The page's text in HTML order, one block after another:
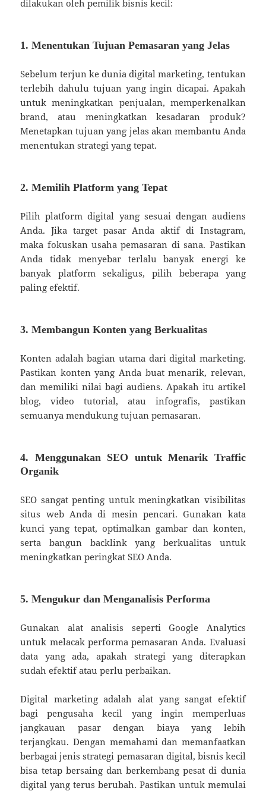
dilakukan oleh pemilik bisnis kecil:
1. Menentukan Tujuan Pemasaran yang Jelas
Sebelum terjun ke dunia digital marketing, tentukan
terlebih dahulu tujuan yang ingin dicapai. Apakah
untuk meningkatkan penjualan, memperkenalkan
brand, atau meningkatkan kesadaran produk?
Menetapkan tujuan yang jelas akan membantu Anda
menentukan strategi yang tepat.
2. Memilih Platform yang Tepat
Pilih platform digital yang sesuai dengan audiens
Anda. Jika target pasar Anda aktif di Instagram,
maka fokuskan usaha pemasaran di sana. Pastikan
Anda tidak menyebar terlalu banyak energi ke
banyak platform sekaligus, pilih beberapa yang
paling efektif.
3. Membangun Konten yang Berkualitas
Konten adalah bagian utama dari digital marketing.
Pastikan konten yang Anda buat menarik, relevan,
dan memiliki nilai bagi audiens. Apakah itu artikel
blog, video tutorial, atau infografis, pastikan
semuanya mendukung tujuan pemasaran.
4. Menggunakan SEO untuk Menarik Traffic
Organik
SEO sangat penting untuk meningkatkan visibilitas
situs web Anda di mesin pencari. Gunakan kata
kunci yang tepat, optimalkan gambar dan konten,
serta bangun backlink yang berkualitas untuk
meningkatkan peringkat SEO Anda.
5. Mengukur dan Menganalisis Performa
Gunakan alat analisis seperti Google Analytics
untuk melacak performa pemasaran Anda. Evaluasi
data yang ada, apakah strategi yang diterapkan
sudah efektif atau perlu perbaikan.
Digital marketing adalah alat yang sangat efektif
bagi pengusaha kecil yang ingin memperluas
jangkauan pasar dengan biaya yang lebih
terjangkau. Dengan memahami dan memanfaatkan
berbagai jenis strategi pemasaran digital, bisnis kecil
bisa tetap bersaing dan berkembang pesat di dunia
digital yang terus berubah. Pastikan untuk memulai